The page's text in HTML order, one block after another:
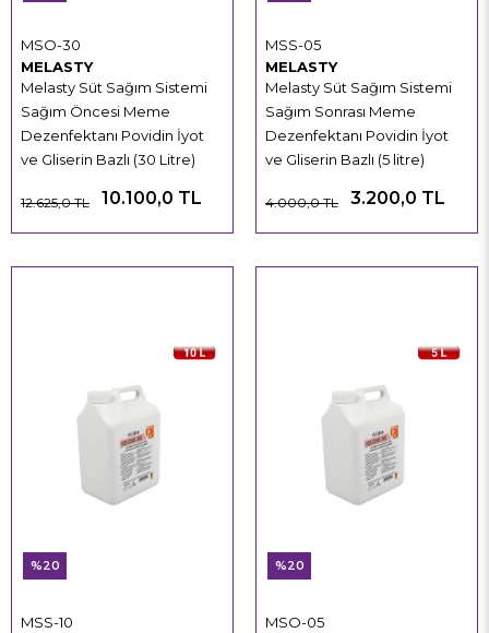
MELASTY
Melasty Süt Sağım Sistemi
Sağım Öncesi Meme
Dezenfektanı Povidin İyot
ve Gliserin Bazlı (30 Litre)
MSO-30
10.100,0 TL
12.625,0 TL
MELASTY
Melasty Süt Sağım Sistemi
Sağım Sonrası Meme
Dezenfektanı Povidin İyot
ve Gliserin Bazlı (5 litre)
MSS-05
3.200,0 TL
4.000,0 TL
MSS-10
%20
MSO-05
%20